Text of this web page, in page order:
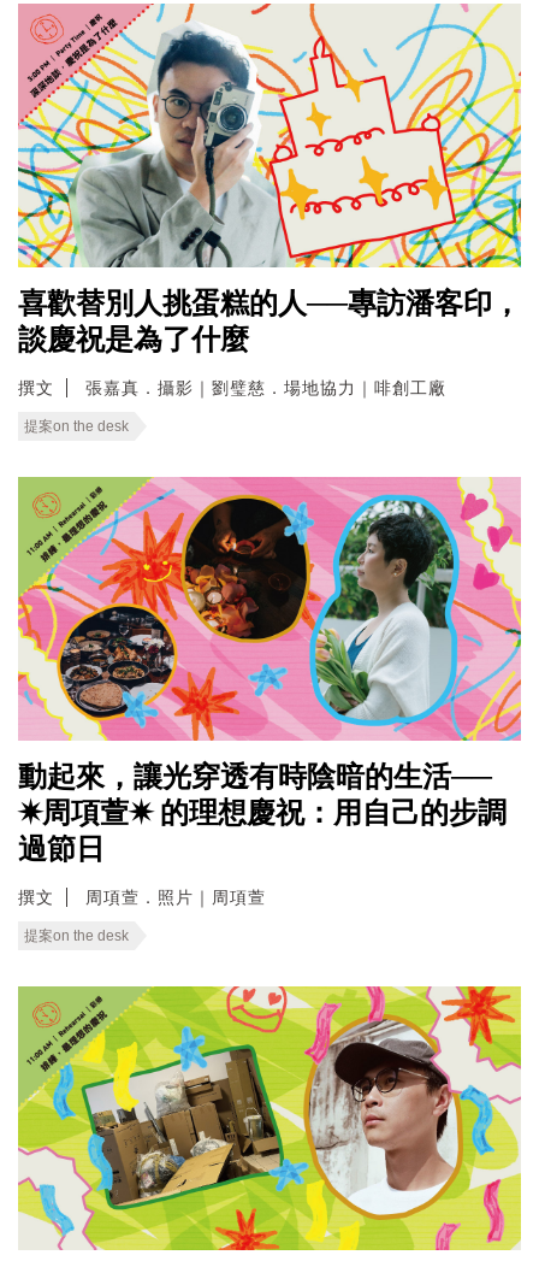
喜歡替別人挑蛋糕的人──專訪潘客印，
談慶祝是為了什麼
撰文 張嘉真．攝影｜劉璧慈．場地協力｜啡創工廠
提案on the desk
動起來，讓光穿透有時陰暗的生活──
✷周項萱✷ 的理想慶祝：用自己的步調
過節日
撰文 周項萱．照片｜周項萱
提案on the desk